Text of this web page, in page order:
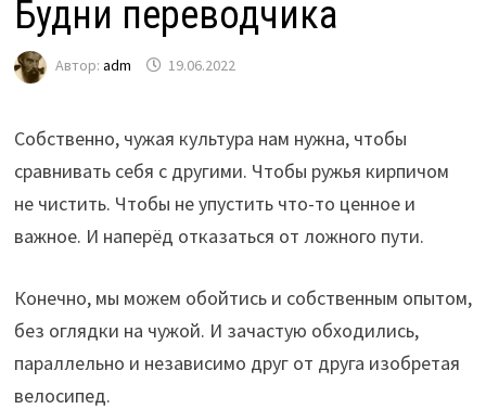
Будни переводчика
Автор: adm 19.06.2022
Собственно, чужая культура нам нужна, чтобы
сравнивать себя с другими. Чтобы ружья кирпичом
не чистить. Чтобы не упустить что-то ценное и
важное. И наперёд отказаться от ложного пути.
Конечно, мы можем обойтись и собственным опытом,
без оглядки на чужой. И зачастую обходились,
параллельно и независимо друг от друга изобретая
велосипед.